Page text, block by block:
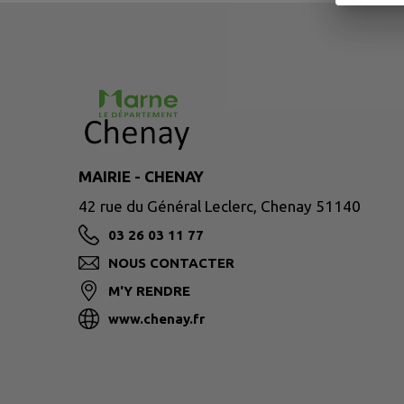
MAIRIE - CHENAY
42 rue du Général Leclerc, Chenay 51140
03 26 03 11 77
NOUS CONTACTER
M'Y RENDRE
www.chenay.fr